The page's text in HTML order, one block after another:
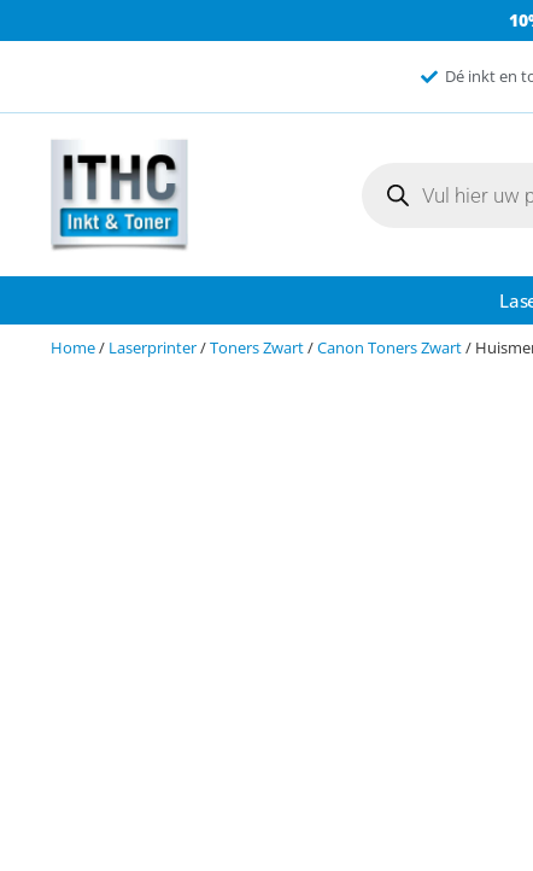
Dé inkt en
Home/ Laserprinter/Toners Zwart/Canon Toners Zwart/